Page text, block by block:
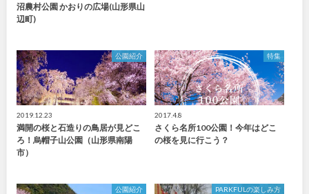
沼農村公園 かおりの広場(山形県山
辺町)
公園紹介
2019.12.23
満開の桜と石造りの鳥居が見どこ
ろ！烏帽子山公園（山形県南陽
市）
特集
2017.4.8
さくら名所100公園！今年はどこ
の桜を見に行こう？
公園紹介 PARKFULの楽しみ方